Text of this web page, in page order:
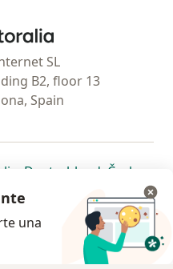
- Página de inicio
SL
B2, floor 13
Spain
pestaña
nueva pestaña
abre en una nueva pestaña
se abre en una nueva
Deutschlandse abre en
Česko
pestaña
en una nueva pestaña
abre en una nueva pestaña
Brasil se abre en una nueva
se abre en
se
se abre en una nueva
- Encuentra tu
una